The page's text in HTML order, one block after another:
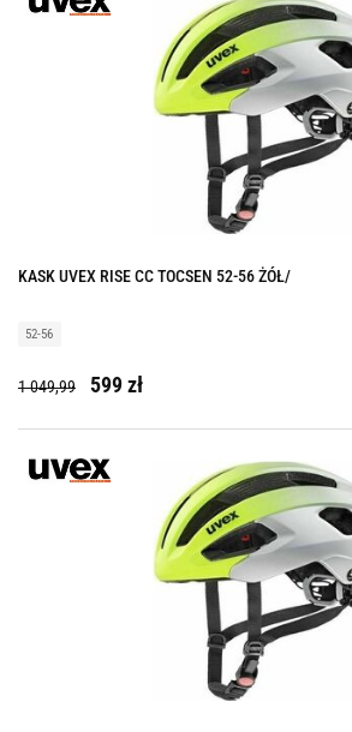
KASK UVEX RISE CC TOCSEN 52-56 ŻÓŁ/
52-56
1 049,99 599 zł